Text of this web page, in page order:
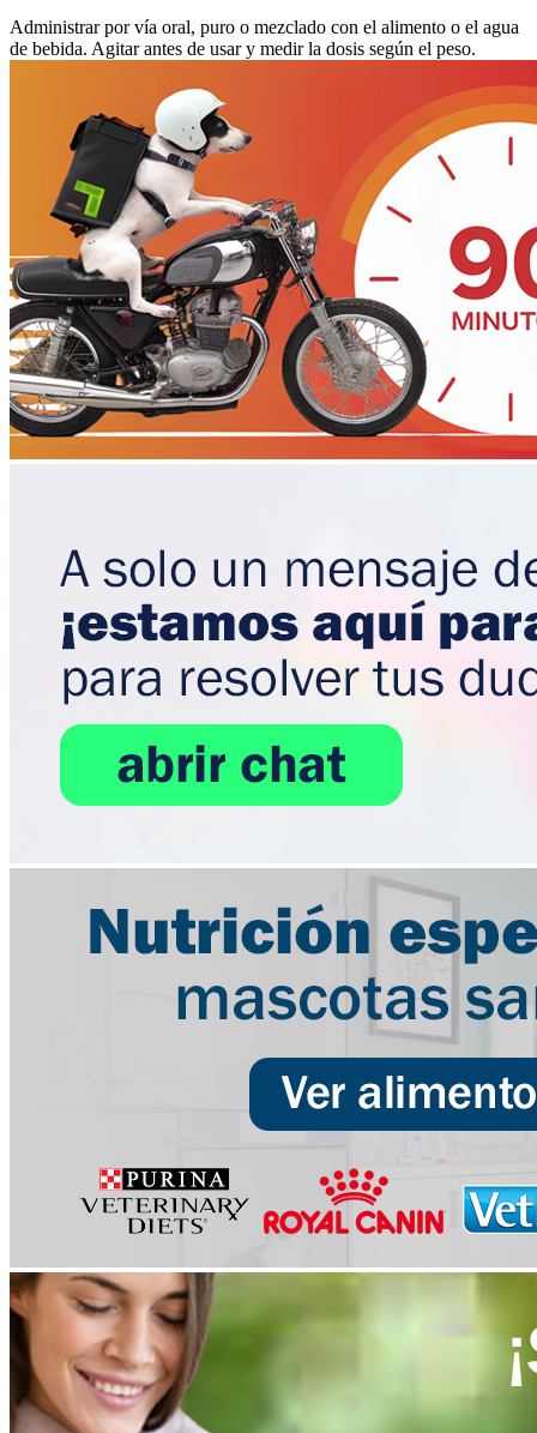
Administrar por vía oral, puro o mezclado con el alimento o el agua
de bebida. Agitar antes de usar y medir la dosis según el peso.